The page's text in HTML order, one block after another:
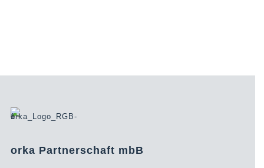
orka Partnerschaft mbB